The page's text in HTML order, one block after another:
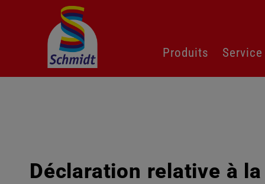
contenu
Produits
Déclaration relative à